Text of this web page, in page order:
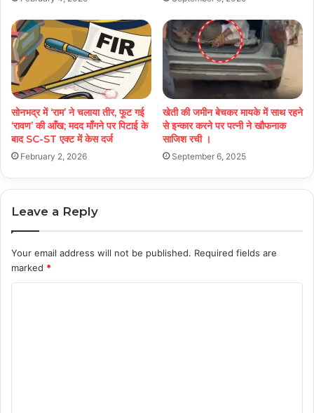
सोनभद्र में ‘राम’ ने चलाया तीर, फूट गई
‘रावण’ की आँख; मदद माँगने पर पिटाई के
बाद SC-ST एक्ट में केस दर्ज
February 2, 2026
खेती की जमीन बेचकर मायके में साथ रहने
से इन्कार करने पर पत्नी ने खौफनाक
साजिश रची ।
September 6, 2025
Leave a Reply
Your email address will not be published. Required fields are
marked *